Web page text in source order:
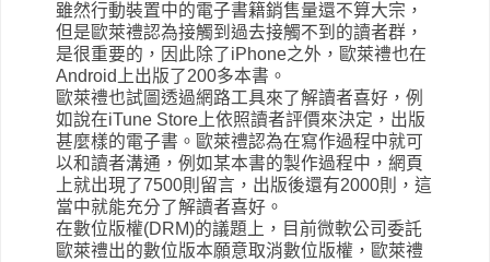
雖然行動裝置中的電子書籍銷售量還不算大宗，
但是歐萊禮認為接觸到過去接觸不到的讀者群，
是很重要的，因此除了iPhone之外，歐萊禮也在
Android上出版了200多本書。
歐萊禮也試圖透過網路工具來了解讀者喜好，例
如說在iTune Store上依照讀者評價來決定，出版
甚麼樣的電子書。歐萊禮認為在寫作過程中就可
以和讀者溝通，例如某本書的製作過程中，網頁
上就出現了7500則留言，出版後還有2000則，這
當中就能充分了解讀者喜好。
在數位版權(DRM)的議題上，目前微軟公司委託
歐萊禮出的數位版本願意取消數位版權，歐萊禮